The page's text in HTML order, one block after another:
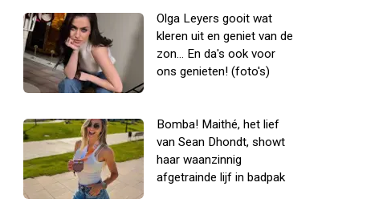
Olga Leyers gooit wat
kleren uit en geniet van de
zon... En da's ook voor
ons genieten! (foto's)
Bomba! Maithé, het lief
van Sean Dhondt, showt
haar waanzinnig
afgetrainde lijf in badpak